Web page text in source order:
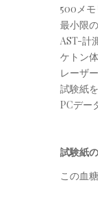
500メ
最小限
AST-計
ケトン
レーザ
試験紙
PCデー
試験紙
この血